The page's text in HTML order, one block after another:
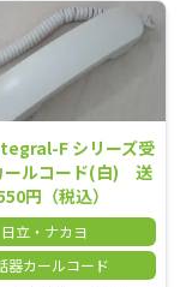
F シリーズ受
ールコード(白) 送
円（税込）
日立・ナカヨ
器カールコード